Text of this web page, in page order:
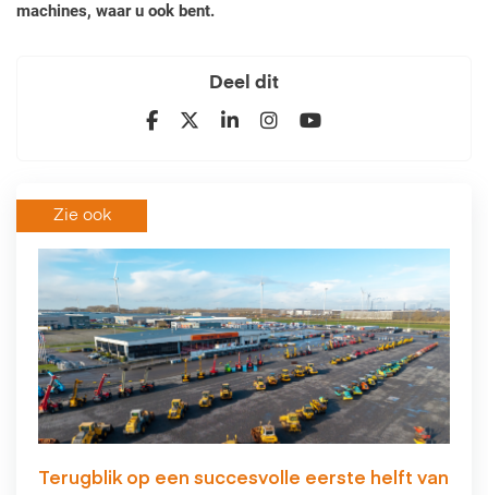
machines, waar u ook bent.
Deel dit
Zie ook
Terugblik op een succesvolle eerste helft van